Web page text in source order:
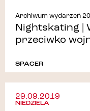
Archiwum wydarzeń
Nightskating |
przeciwko
SPACER
29.09.2019
NIEDZIELA